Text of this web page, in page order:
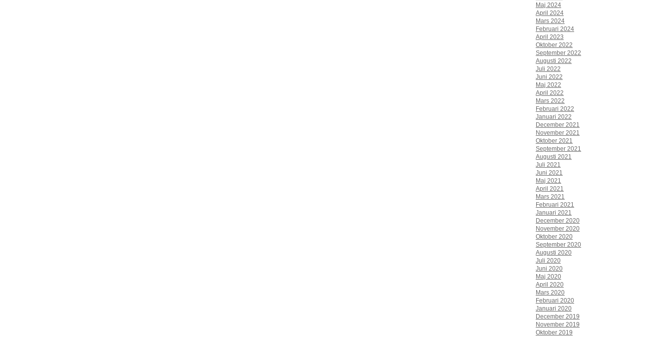
Maj 2024
April 2024
Mars 2024
Februari 2024
April 2023
Oktober 2022
September 2022
Augusti 2022
Juli 2022
Juni 2022
Maj 2022
April 2022
Mars 2022
Februari 2022
Januari 2022
December 2021
November 2021
Oktober 2021
September 2021
Augusti 2021
Juli 2021
Juni 2021
Maj 2021
April 2021
Mars 2021
Februari 2021
Januari 2021
December 2020
November 2020
Oktober 2020
September 2020
Augusti 2020
Juli 2020
Juni 2020
Maj 2020
April 2020
Mars 2020
Februari 2020
Januari 2020
December 2019
November 2019
Oktober 2019